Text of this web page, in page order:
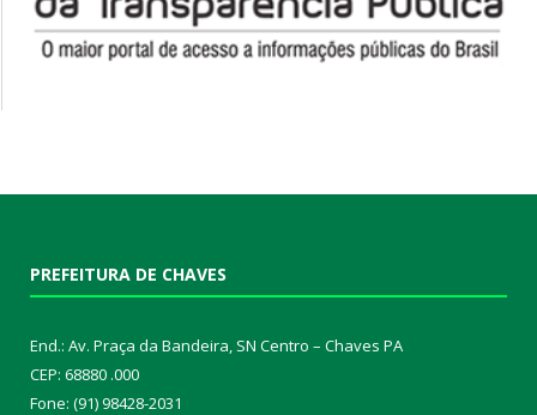
PREFEITURA DE CHAVES
End.: Av. Praça da Bandeira, SN Centro – Chaves PA
CEP: 68880 .000
Fone: (91) 98428-2031